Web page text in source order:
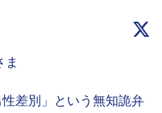
ま
差別」という無知詭弁